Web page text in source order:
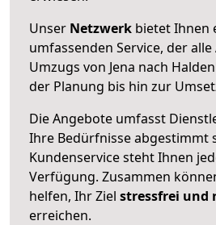
Unser Netzwerk bietet Ihnen
umfassenden Service, der
Umzugs von Jena nach
der Planung bis hin zur
Die Angebote umfasst
Ihre Bedürfnisse abgestimmt
Kundenservice steht Ihnen
Verfügung. Zusammen
helfen, Ihr Ziel stressfrei und
erreichen.